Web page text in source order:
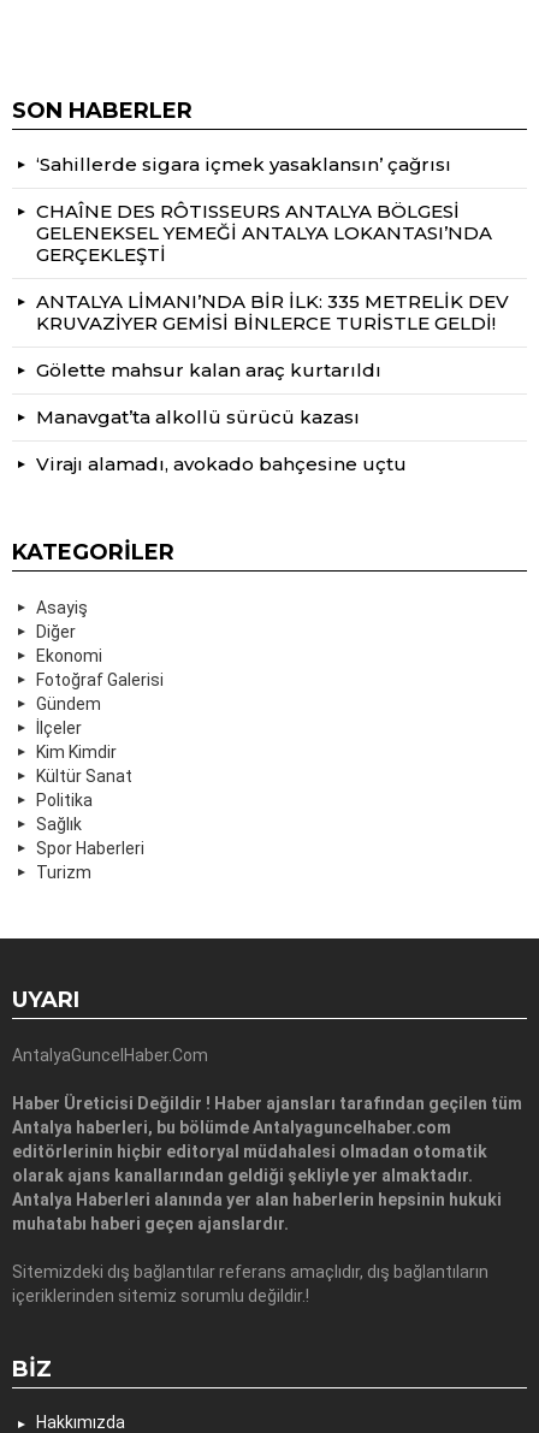
SON HABERLER
‘Sahillerde sigara içmek yasaklansın’ çağrısı
CHAÎNE DES RÔTISSEURS ANTALYA BÖLGESİ
GELENEKSEL YEMEĞİ ANTALYA LOKANTASI’NDA
GERÇEKLEŞTİ
ANTALYA LİMANI’NDA BİR İLK: 335 METRELİK DEV
KRUVAZİYER GEMİSİ BİNLERCE TURİSTLE GELDİ!
Gölette mahsur kalan araç kurtarıldı
Manavgat’ta alkollü sürücü kazası
Virajı alamadı, avokado bahçesine uçtu
KATEGORILER
Asayiş
Diğer
Ekonomi
Fotoğraf Galerisi
Gündem
İlçeler
Kim Kimdir
Kültür Sanat
Politika
Sağlık
Spor Haberleri
Turizm
UYARI
AntalyaGuncelHaber.Com
Haber Üreticisi Değildir ! Haber ajansları tarafından geçilen tüm
Antalya haberleri, bu bölümde Antalyaguncelhaber.com
editörlerinin hiçbir editoryal müdahalesi olmadan otomatik
olarak ajans kanallarından geldiği şekliyle yer almaktadır.
Antalya Haberleri alanında yer alan haberlerin hepsinin hukuki
muhatabı haberi geçen ajanslardır.
Sitemizdeki dış bağlantılar referans amaçlıdır, dış bağlantıların
içeriklerinden sitemiz sorumlu değildir.!
BIZ
Hakkımızda